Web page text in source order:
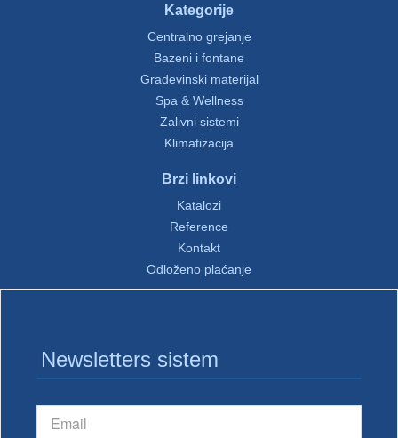
Kategorije
Centralno grejanje
Bazeni i fontane
Građevinski materijal
Spa & Wellness
Zalivni sistemi
Klimatizacija
Brzi linkovi
Katalozi
Reference
Kontakt
Odloženo plaćanje
Newsletters sistem